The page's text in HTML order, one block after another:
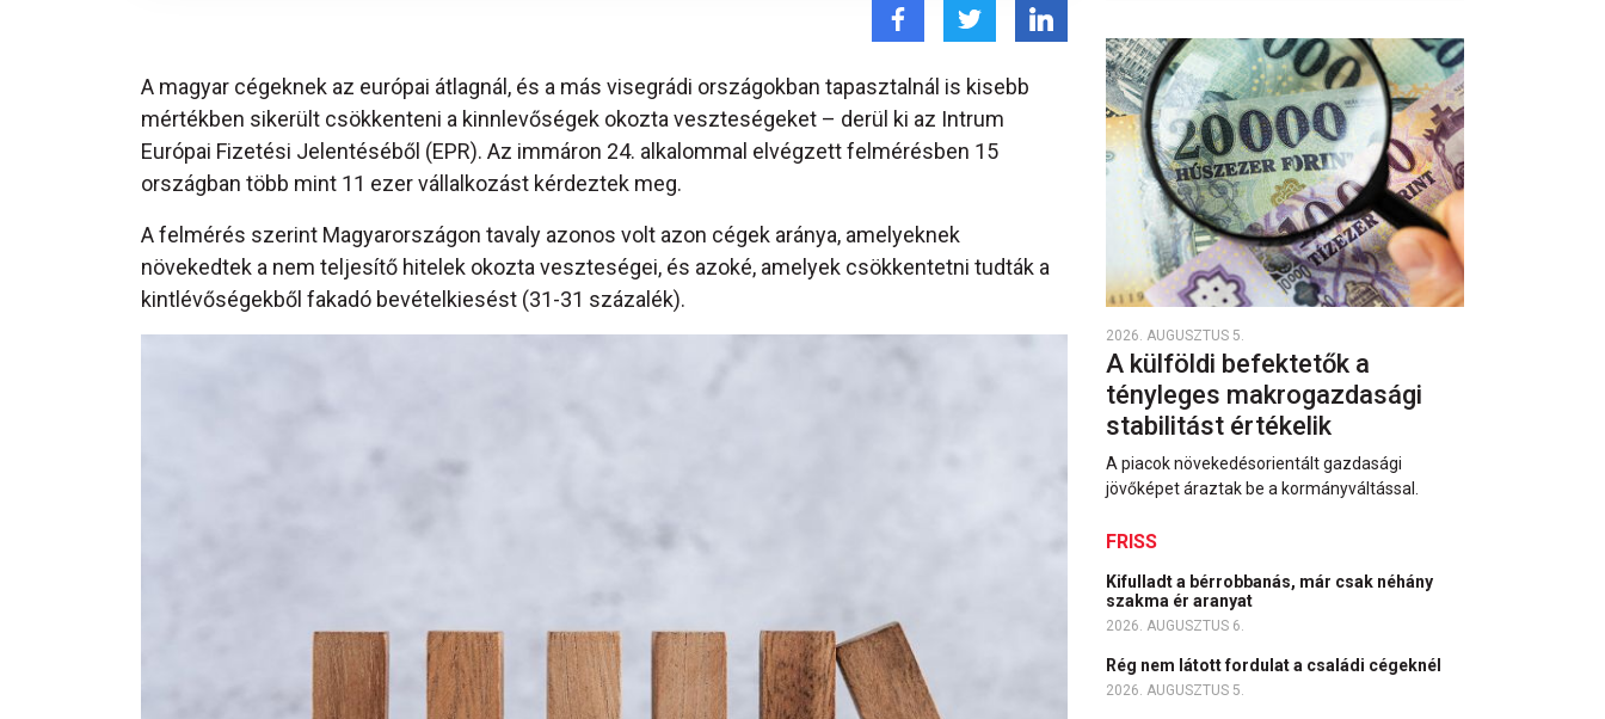
A magyar cégeknek az európai átlagnál, és a más visegrádi országokban tapasztalnál is kisebb
mértékben sikerült csökkenteni a kinnlevőségek okozta veszteségeket – derül ki az Intrum
Európai Fizetési Jelentéséből (EPR). Az immáron 24. alkalommal elvégzett felmérésben 15
országban több mint 11 ezer vállalkozást kérdeztek meg.
A felmérés szerint Magyarországon tavaly azonos volt azon cégek aránya, amelyeknek
növekedtek a nem teljesítő hitelek okozta veszteségei, és azoké, amelyek csökkentetni tudták a
kintlévőségekből fakadó bevételkiesést (31-31 százalék).
2026. AUGUSZTUS 5.
A külföldi befektetők a
tényleges makrogazdasági
stabilitást értékelik
A piacok növekedésorientált gazdasági
jövőképet áraztak be a kormányváltással.
FRISS
Kifulladt a bérrobbanás, már csak néhány
szakma ér aranyat
2026. AUGUSZTUS 6.
Rég nem látott fordulat a családi cégeknél
2026. AUGUSZTUS 5.